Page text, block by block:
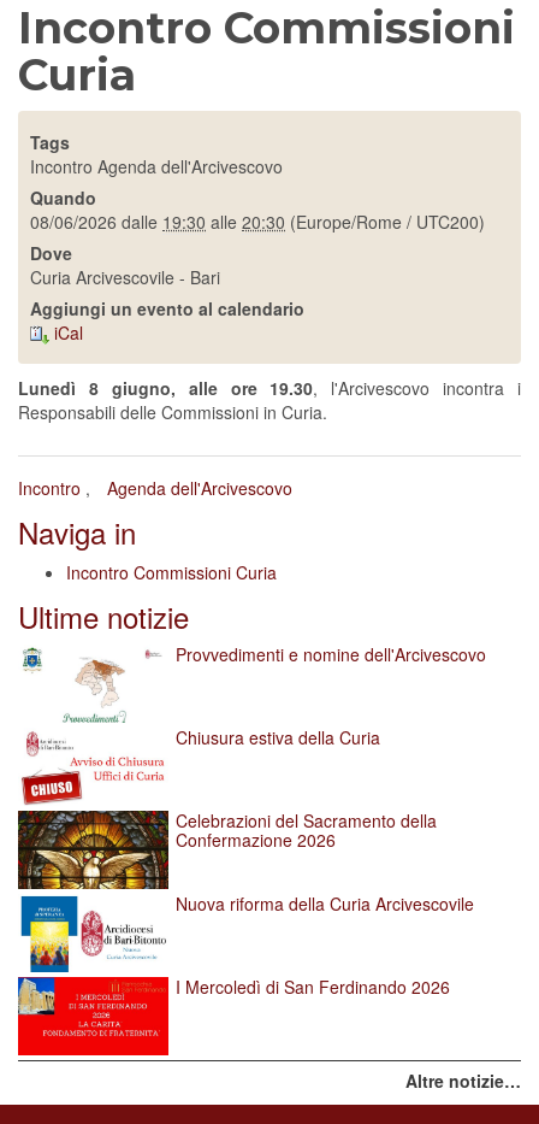
Incontro Commissioni
Curia
Tags
Incontro Agenda dell'Arcivescovo
Quando
08/06/2026 dalle 19:30 alle 20:30 (Europe/Rome / UTC200)
Dove
Curia Arcivescovile - Bari
Aggiungi un evento al calendario
iCal
Lunedì 8 giugno, alle ore 19.30, l'Arcivescovo incontra i
Responsabili delle Commissioni in Curia.
Incontro Agenda dell'Arcivescovo
Naviga in
Incontro Commissioni Curia
Ultime notizie
Provvedimenti e nomine dell'Arcivescovo
Chiusura estiva della Curia
Celebrazioni del Sacramento della
Confermazione 2026
Nuova riforma della Curia Arcivescovile
I Mercoledì di San Ferdinando 2026
Altre notizie…